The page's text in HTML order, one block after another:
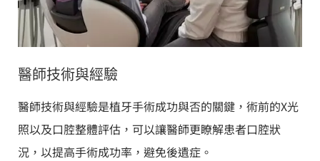
醫師技術與經驗
醫師技術與經驗是植牙手術成功與否的關鍵，術前的X光
照以及口腔整體評估，可以讓醫師更瞭解患者口腔狀
況，以提高手術成功率，避免後遺症。